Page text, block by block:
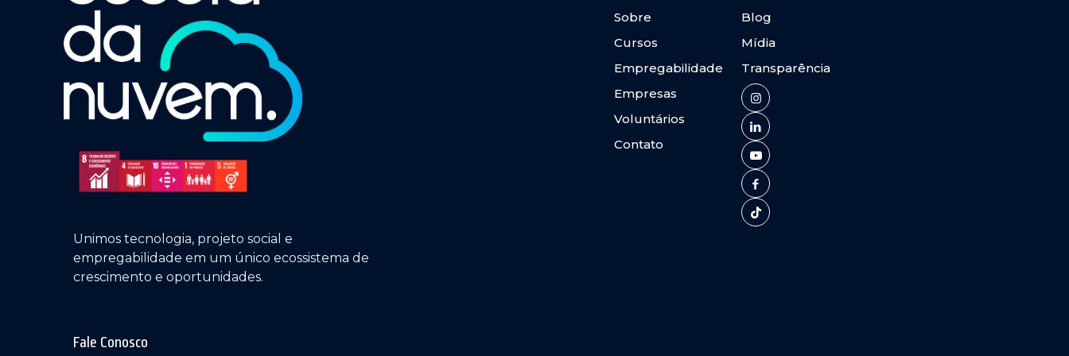
Sobre
Cursos
Empregabilidade
Empresas
Voluntários
Contato
Blog
Mídia
Transparência
Unimos tecnologia, projeto social e
empregabilidade em um único ecossistema de
crescimento e oportunidades.
Fale Conosco